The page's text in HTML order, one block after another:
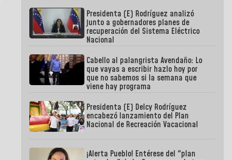
Presidenta (E) Rodríguez analizó
junto a gobernadores planes de
recuperación del Sistema Eléctrico
Nacional
Cabello al palangrista Avendaño: Lo
que vayas a escribir hazlo hoy por
que no sabemos si la semana que
viene hay programa
Presidenta (E) Delcy Rodríguez
encabezó lanzamiento del Plan
Nacional de Recreación Vacacional
¡Alerta Pueblo! Entérese del "plan